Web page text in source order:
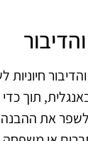
תוך
לשפר את